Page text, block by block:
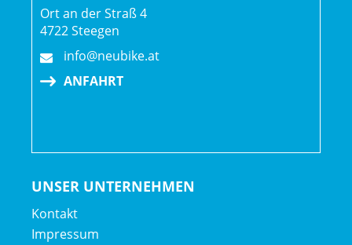
Ort an der Straß 4
4722 Steegen
info@neubike.at
ANFAHRT
UNSER UNTERNEHMEN
Kontakt
Impressum